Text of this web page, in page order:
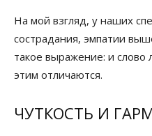
На мой взгляд, у наших
сострадания, эмпатии
такое выражение: и слово
этим отличаются.
ЧУТКОСТЬ И